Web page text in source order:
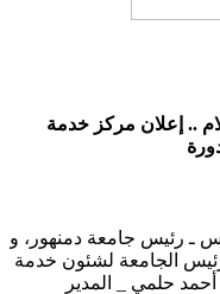
.. إعلان مركز خدمة
تحت رعاية الأستاذ الدكتور / إلهامي ترابيس ـ رئيس جامعة دمنهور، و
رئيس الجامعة لشئون خدمة
أحمد حلمي _ المدير